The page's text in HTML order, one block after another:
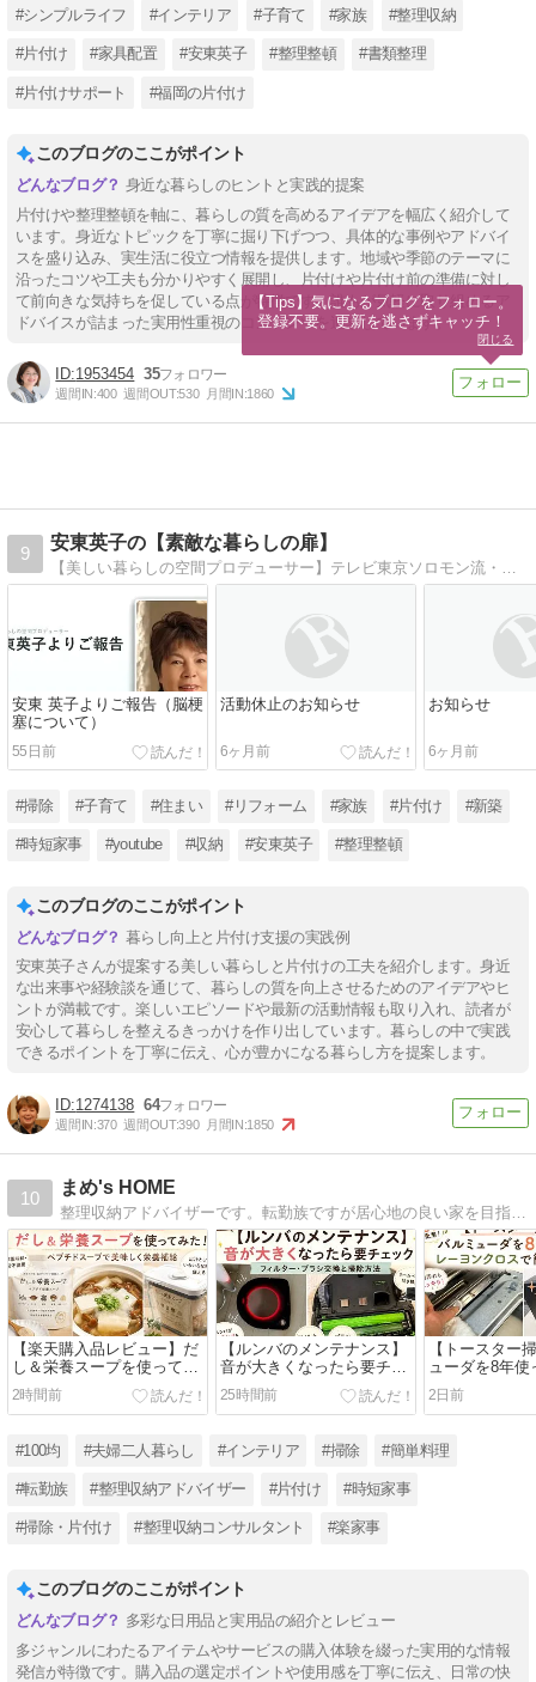
#シンプルライフ #インテリア #子育て #家族 #整理収納
#片付け #家具配置 #安東英子 #整理整頓 #書類整理
#片付けサポート #福岡の片付け
このブログのここがポイント
身近な暮らしのヒントと実践的提案
片付けや整理整頓を軸に、暮らしの質を高めるアイデアを幅広く紹介して
います。身近なトピックを丁寧に掘り下げつつ、具体的な事例やアドバイ
スを盛り込み、実生活に役立つ情報を提供します。地域や季節のテーマに
沿ったコツや工夫も分かりやすく展開し、片付けや片付け前の準備に対し
て前向きな気持ちを促している点が特徴です。誰もが気軽に取り組めるア
ドバイスが詰まった実用性重視のコンテンツを追求しています。
1953454 35
週間IN:400 週間OUT:530 月間IN:1860
9
安東英子の【素敵な暮らしの扉】
【美しい暮らしの空間プロデューサー】テレビ東京ソロモン流・日曜ビッグバラエティ、テレビ朝日ワイド!スクランブル他、テレビ出演は１００回を越え、多くの方の収納の悩みを解決。YouTubeチャンネルを開設し、2020年3月から動画配信スタート。
安東 英子よりご報告（脳梗
塞について）
55日前
活動休止のお知らせ
6ヶ月前
お知らせ
6ヶ月前
#掃除 #子育て #住まい #リフォーム #家族 #片付け #新築
#時短家事 #youtube #収納 #安東英子 #整理整頓
このブログのここがポイント
暮らし向上と片付け支援の実践例
安東英子さんが提案する美しい暮らしと片付けの工夫を紹介します。身近
な出来事や経験談を通じて、暮らしの質を向上させるためのアイデアやヒ
ントが満載です。楽しいエピソードや最新の活動情報も取り入れ、読者が
安心して暮らしを整えるきっかけを作り出しています。暮らしの中で実践
できるポイントを丁寧に伝え、心が豊かになる暮らし方を提案します。
1274138 64
週間IN:370 週間OUT:390 月間IN:1850
10
まめ's HOME
整理収納アドバイザーです。転勤族ですが居心地の良い家を目指して 日々奮闘している（掃除・整理収納・料理）様子をブログにしてます。
【楽天購入品レビュー】だ
し＆栄養スープを使ってみ
た！ペプチドスープで美味
しく栄養補給
2時間前
【ルンバのメンテナンス】
音が大きくなったら要チェ
ック！フィルター・ブラシ
交換と掃除方法
25時間前
【トースター
ューダを8年使
レーヨンクロ
入れ
2日前
#100均 #夫婦二人暮らし #インテリア #掃除 #簡単料理
#転勤族 #整理収納アドバイザー #片付け #時短家事
#掃除・片付け #整理収納コンサルタント #楽家事
このブログのここがポイント
多彩な日用品と実用品の紹介とレビュー
多ジャンルにわたるアイテムやサービスの購入体験を綴った実用的な情報
発信が特徴です。購入品の選定ポイントや使用感を丁寧に伝え、日常の快
【Tips】気になるブログをフォロー。
登録不要。更新を逃さずキャッチ！
閉じる